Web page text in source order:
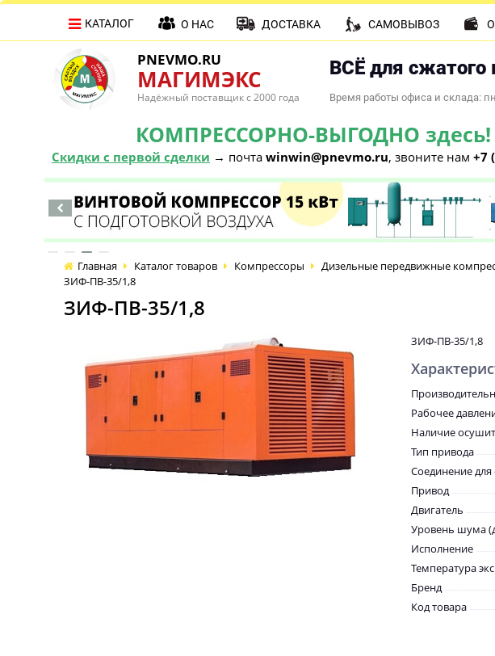
PNEVMO.RU
МАГИМЭКС
Надёжный поставщик с 2000 года
ВСЁ для сжатого
Время работы офиса и склада:
КОМПРЕССОРНО-ВЫГОДНО здесь!
Скидки с первой сделки → почта winwin@pnevmo.ru, звоните нам +7
КАТАЛОГ О НАС ДОСТАВКА САМОВЫВОЗ
Главная Каталог товаров Компрессоры Дизельные передвижные
ЗИФ-ПВ-35/1,8
ЗИФ-ПВ-35/1,8
ЗИФ-ПВ-35/1,8
Рабочее
Наличие
Тип привода
Соединение для
Привод
Двигатель
Уровень шума
Исполнение
Температура
Бренд
Код товара